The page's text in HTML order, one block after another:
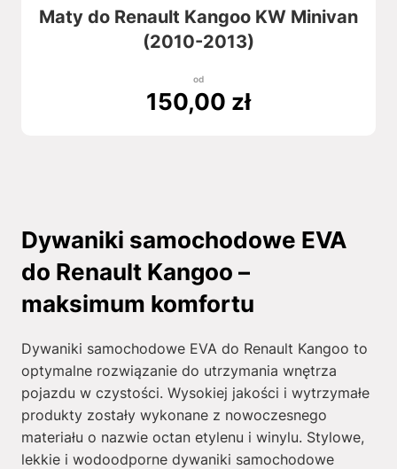
Maty do Renault Kangoo KW Minivan
(2010-2013)
od
150,00 zł
Dywaniki samochodowe EVA
do Renault Kangoo –
maksimum komfortu
Dywaniki samochodowe EVA do Renault Kangoo to
optymalne rozwiązanie do utrzymania wnętrza
pojazdu w czystości. Wysokiej jakości i wytrzymałe
produkty zostały wykonane z nowoczesnego
materiału o nazwie octan etylenu i winylu. Stylowe,
lekkie i wodoodporne dywaniki samochodowe